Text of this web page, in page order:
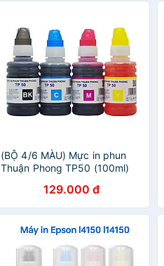
(BỘ 4/6 MÀU) Mực in phun
Thuận Phong TP50 (100ml)
HP, Canon - Hàng Chính Hãng
129.000 đ